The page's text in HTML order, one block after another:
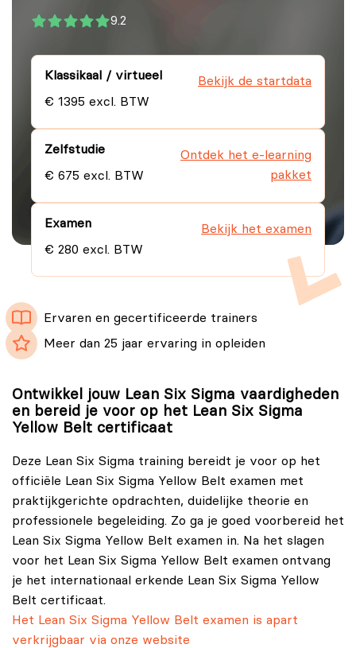
9.2
Klassikaal / virtueel
€ 1395 excl. BTW
Bekijk de startdata
Zelfstudie
€ 675 excl. BTW
Ontdek het e-learning
pakket
Examen
€ 280 excl. BTW
Bekijk het examen
Ervaren en gecertificeerde trainers
Meer dan 25 jaar ervaring in opleiden
Ontwikkel jouw Lean Six Sigma vaardigheden
en bereid je voor op het Lean Six Sigma
Yellow Belt certificaat
Deze Lean Six Sigma training bereidt je voor op het
officiële Lean Six Sigma Yellow Belt examen met
praktijkgerichte opdrachten, duidelijke theorie en
professionele begeleiding. Zo ga je goed voorbereid het
Lean Six Sigma Yellow Belt examen in. Na het slagen
voor het Lean Six Sigma Yellow Belt examen ontvang
je het internationaal erkende Lean Six Sigma Yellow
Belt certificaat.
Het Lean Six Sigma Yellow Belt examen is apart
verkrijgbaar via onze website